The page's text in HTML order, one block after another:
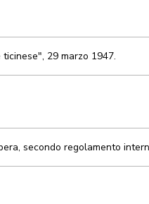
29 marzo 1947.
secondo regolamento